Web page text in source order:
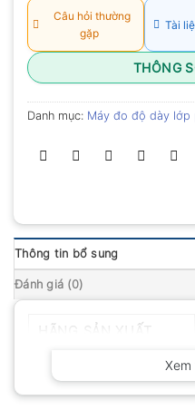
Câu hỏi thường
gặp
Tài
THÔNG
Danh mục: Máy đo độ dày lớp
Thông tin bổ sung
Đánh giá (0)
Xem